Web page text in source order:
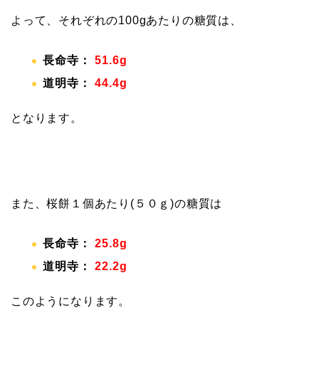
よって、それぞれの100gあたりの糖質は、
長命寺：
51.6g
道明寺：
44.4g
となります。
また、桜餅１個あたり(５０ｇ)の糖質は
長命寺：
25.8g
道明寺：
22.2g
このようになります。